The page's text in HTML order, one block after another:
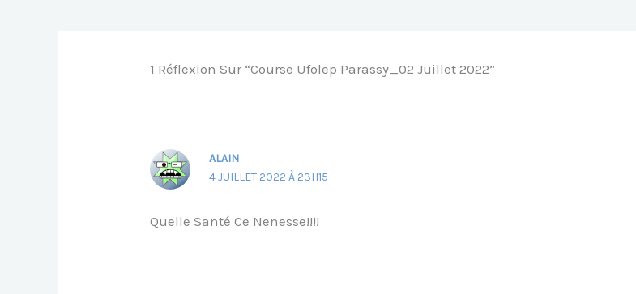
1 Réflexion Sur “Course Ufolep Parassy_02 Juillet 2022”
ALAIN
4 JUILLET 2022 À 23H15
Quelle Santé Ce Nenesse!!!!